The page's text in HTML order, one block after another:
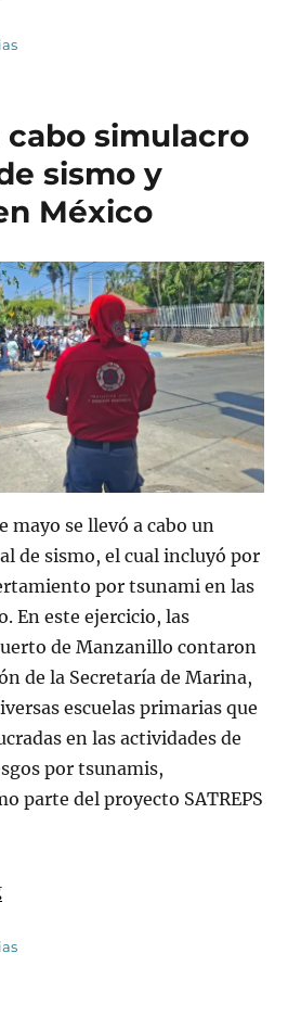
cabo simulacro
sismo y
México
mayo se llevó a cabo un
de sismo, el cual incluyó por
por tsunami en las
En este ejercicio, las
de Manzanillo contaron
de la Secretaría de Marina,
escuelas primarias que
en las actividades de
por tsunamis,
parte del proyecto SATREPS
“Se lleva a cabo simulacro